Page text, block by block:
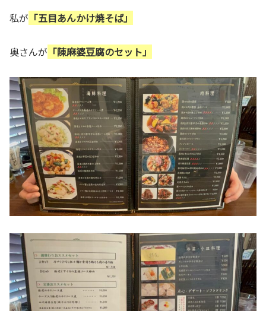
私が 「五目あんかけ焼そば」
奥さんが 「陳麻婆豆腐のセット」